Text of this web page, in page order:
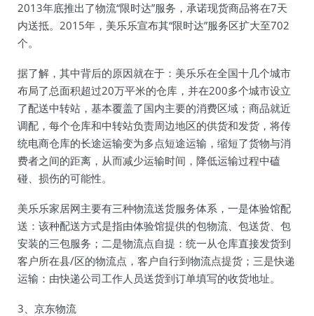
2013年底推出了物流“限时达”服务，承诺现货商品将在7天
内送抵。2015年，美乐乐宣布其“限时达”服务区扩大至702
个。
据了解，其中背后的原因就在于：美乐乐在全国十几个城市
布局了总面积超过20万平米的仓库，并在200多个城市设立
了配送中转站，基本覆盖了国内主要的消费区域；商品就近
调配，每个仓库和中转站负责周边地区的供货和发货，将传
统电商仓库的长途运输变为多点短途运输，缩短了货物与消
费者之间的距离，从而减少运输时间，降低运输过程中磕
碰、损伤的可能性。
美乐乐家居网主要有三种物流送货服务体系，一是体验馆配
送：该种配送方式是指由体验馆提供的包物流、包送货、包
安装的三包服务；二是物流点自提：统一从仓库直接发货到
客户所在县/区的物流点，客户自行到物流点提货；三是快递
运输：由快递公司工作人员送货到订单填写的收货地址。
3、京东物流